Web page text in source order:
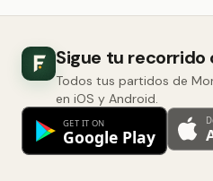
Sigue tu
Todos tus partidos de
en iOS y Android.